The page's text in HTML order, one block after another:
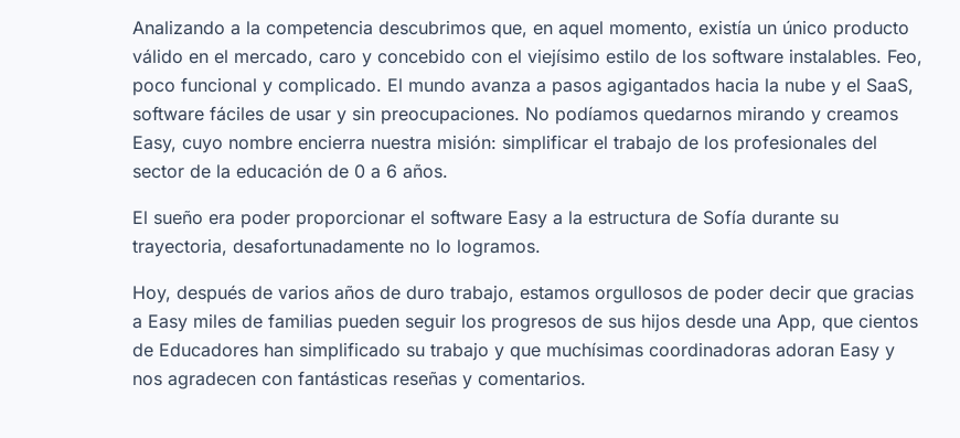
Analizando a la competencia descubrimos que, en aquel momento, existía un único producto
válido en el mercado, caro y concebido con el viejísimo estilo de los software instalables. Feo,
poco funcional y complicado. El mundo avanza a pasos agigantados hacia la nube y el SaaS,
software fáciles de usar y sin preocupaciones. No podíamos quedarnos mirando y creamos
Easy, cuyo nombre encierra nuestra misión: simplificar el trabajo de los profesionales del
sector de la educación de 0 a 6 años.
El sueño era poder proporcionar el software Easy a la estructura de Sofía durante su
trayectoria, desafortunadamente no lo logramos.
Hoy, después de varios años de duro trabajo, estamos orgullosos de poder decir que gracias
a Easy miles de familias pueden seguir los progresos de sus hijos desde una App, que cientos
de Educadores han simplificado su trabajo y que muchísimas coordinadoras adoran Easy y
nos agradecen con fantásticas reseñas y comentarios.